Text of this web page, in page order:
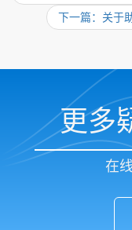
下一篇：关于
更多
在